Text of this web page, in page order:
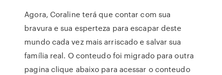
Agora, Coraline terá que contar com sua
bravura e sua esperteza para escapar deste
mundo cada vez mais arriscado e salvar sua
família real. O conteudo foi migrado para outra
pagina clique abaixo para acessar o conteudo